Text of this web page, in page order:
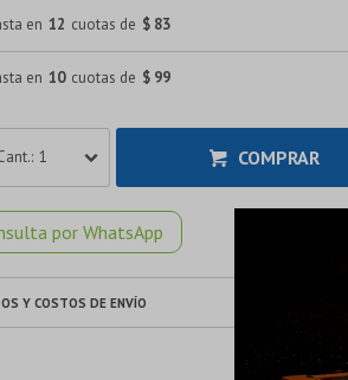
en 12 cuotas de $ 83
en 10 cuotas de $ 99
1 COMPRAR
por WhatsApp
Y COSTOS DE ENVÍO